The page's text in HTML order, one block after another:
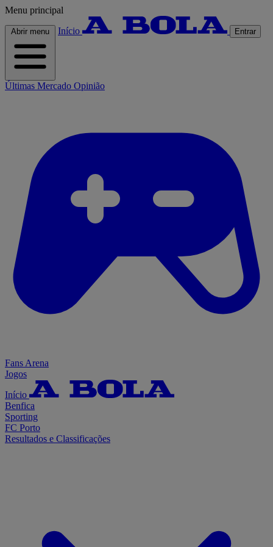
Menu principal
Abrir menu Início Entrar
Últimas Mercado Opinião
Fans Arena
Jogos
Início
Benfica
Sporting
FC Porto
Resultados e Classificações